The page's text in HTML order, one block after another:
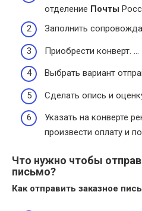
отделение Почты
Заполнить
Приобрести конверт. …
Выбрать вариант
Сделать опись и
Указать на конверте
произвести оплату и
Что нужно чтобы
письмо?
Как отправить заказное